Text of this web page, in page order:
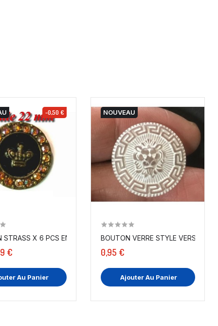
MM POUR...
-0,50 €
BOUTON STRASS X 6 PCS EN MOTIF COURONNE EN...
€
Au Panier
NOUVEAU
BOUTON VERRE STYLE VERSACE À
0,95 €
Ajouter Au Panier